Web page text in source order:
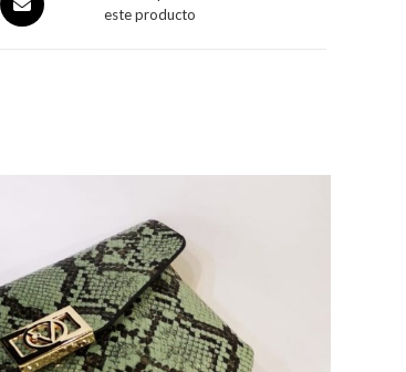
este producto